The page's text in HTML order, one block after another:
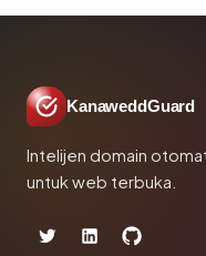
KanaweddGuard
Intelijen domain
untuk web terbuka.